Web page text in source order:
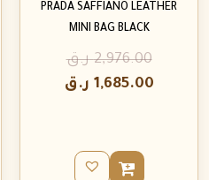
PRADA SAFFIANO LEATHER
MINI BAG BLACK
2,976.00 ر.ق
1,685.00 ر.ق